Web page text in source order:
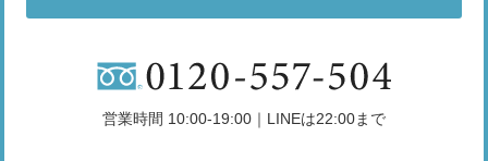
営業時間 10:00-19:00｜LINEは22:00まで